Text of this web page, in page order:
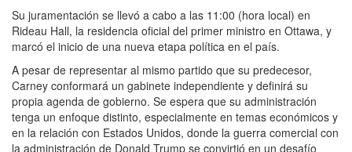
Su juramentación se llevó a cabo a las 11:00 (hora local) en
Rideau Hall, la residencia oficial del primer ministro en Ottawa, y
marcó el inicio de una nueva etapa política en el país.
A pesar de representar al mismo partido que su predecesor,
Carney conformará un gabinete independiente y definirá su
propia agenda de gobierno. Se espera que su administración
tenga un enfoque distinto, especialmente en temas económicos y
en la relación con Estados Unidos, donde la guerra comercial con
la administración de Donald Trump se convirtió en un desafío